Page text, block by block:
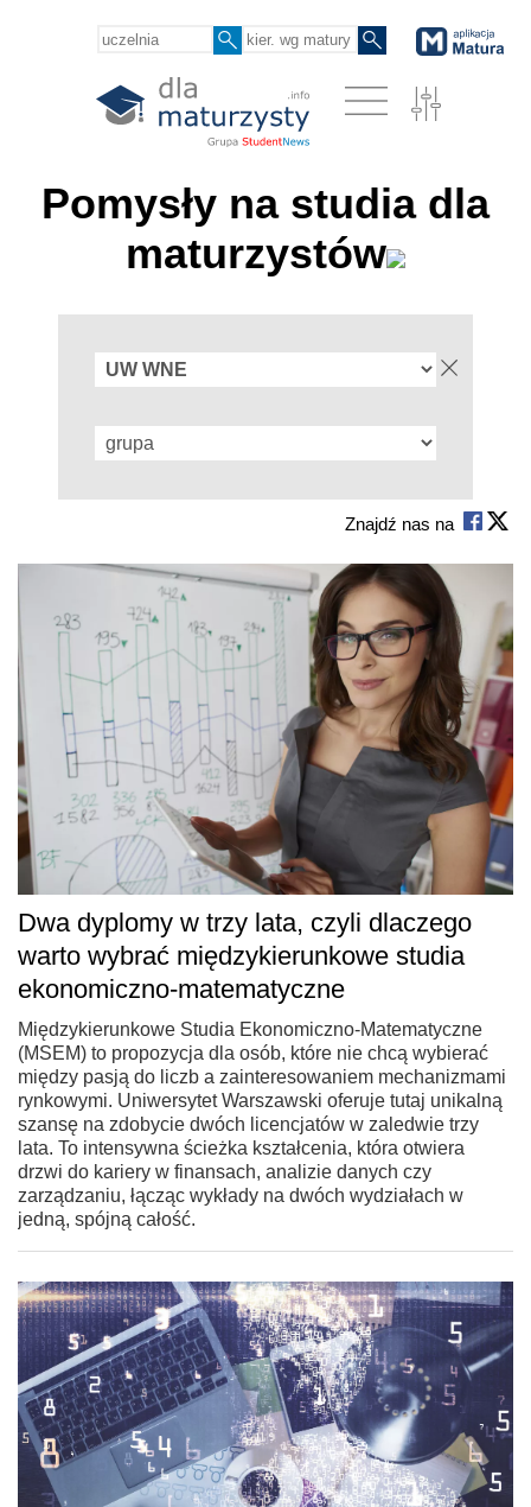
Pomysły na studia dla
maturzystów
Znajdź nas na
Dwa dyplomy w trzy lata, czyli dlaczego
warto wybrać międzykierunkowe studia
ekonomiczno-matematyczne
Międzykierunkowe Studia Ekonomiczno-Matematyczne
(MSEM) to propozycja dla osób, które nie chcą wybierać
między pasją do liczb a zainteresowaniem mechanizmami
rynkowymi. Uniwersytet Warszawski oferuje tutaj unikalną
szansę na zdobycie dwóch licencjatów w zaledwie trzy
lata. To intensywna ścieżka kształcenia, która otwiera
drzwi do kariery w finansach, analizie danych czy
zarządzaniu, łącząc wykłady na dwóch wydziałach w
jedną, spójną całość.